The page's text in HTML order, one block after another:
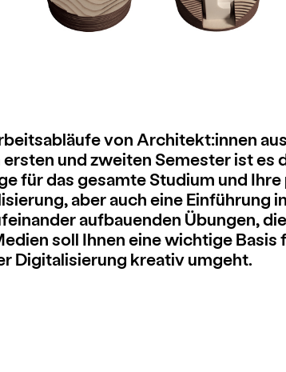
von Architekt:innen
und zweiten Semester ist
für das gesamte Studium und
aber auch eine Einführung
aufbauenden Übungen,
soll Ihnen eine wichtige
Digitalisierung kreativ umgeht.